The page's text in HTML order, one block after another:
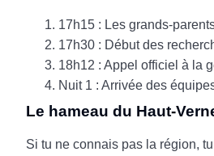
17h15 : Les grands-
17h30 : Début des
18h12 : Appel officiel à la
Nuit 1 : Arrivée des
Le hameau du Haut-
Si tu ne connais pas la région,